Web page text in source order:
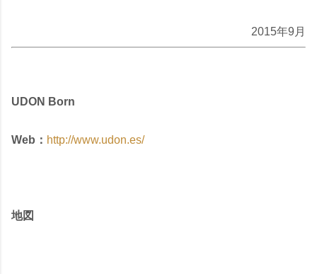
2015年9月
UDON Born
Web： http://www.udon.es/
地図